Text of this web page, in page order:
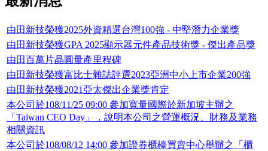
由田新技榮獲2025外資精選台灣100強 - 中堅潛力企業獎
由田新技榮獲GPA 2025顯示器元件產品技術獎 - 傑出產品獎
由田百萬片晶圓量產里程碑
由田新技榮獲富比士雜誌評選2023亞洲中小上市企業200強
由田新技榮獲2021亞太傑出企業獎肯定
本公司於108/11/25 09:00 參加寬量國際於新加坡主辦之
「Taiwan CEO Day」，說明本公司之營運概況、財務及業務
相關資訊
本公司於108/08/12 14:00 參加證券櫃檯買賣中心舉辦之「櫃